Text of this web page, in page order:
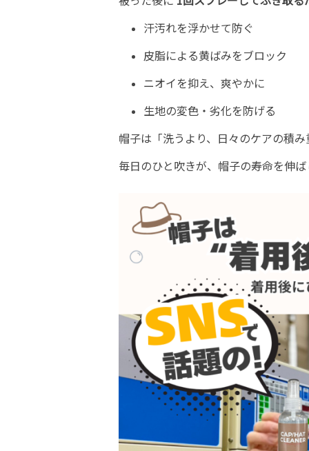
汗汚れを浮かせて防ぐ
皮脂による黄ばみをブロック
ニオイを抑え、爽やかに
生地の変色・劣化を防げる
帽子は「洗うより、日々のケアの積
毎日のひと吹きが、帽子の寿命を伸ば